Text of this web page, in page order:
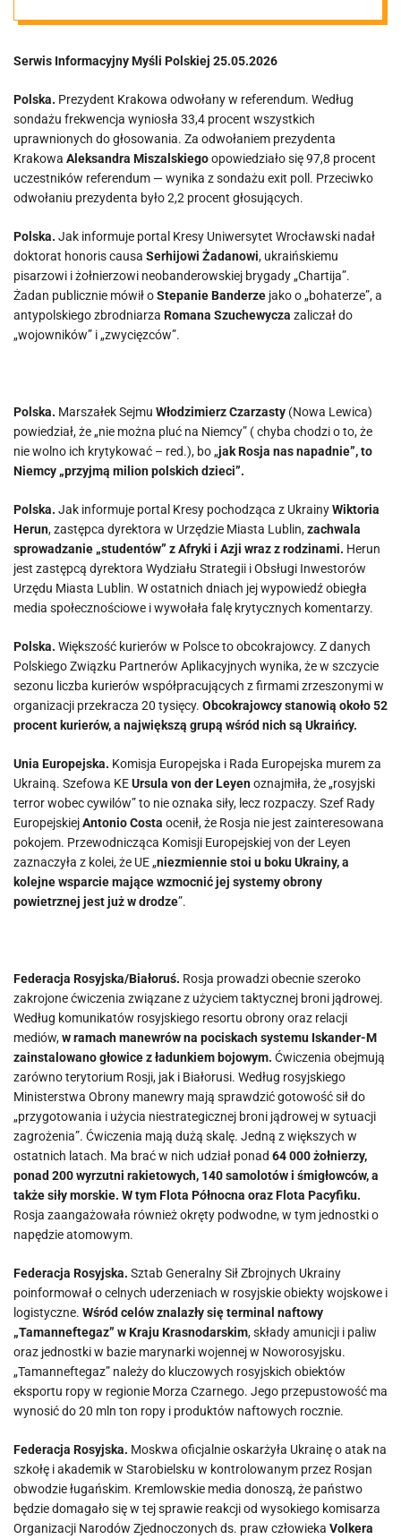
Serwis Informacyjny Myśli Polskiej 25.05.2026
Polska. Prezydent Krakowa odwołany w referendum. Według
sondażu frekwencja wyniosła 33,4 procent wszystkich
uprawnionych do głosowania. Za odwołaniem prezydenta
Krakowa Aleksandra Miszalskiegoopowiedziało się 97,8 procent
uczestników referendum — wynika z sondażu exit poll. Przeciwko
odwołaniu prezydenta było 2,2 procent głosujących.
Polska. Jak informuje portal Kresy Uniwersytet Wrocławski nadał
doktorat honoris causa Serhijowi Żadanowi, ukraińskiemu
pisarzowi i żołnierzowi neobanderowskiej brygady „Chartija”.
Żadan publicznie mówił oStepanie Banderze jako o „bohaterze”, a
antypolskiego zbrodniarza Romana Szuchewycza zaliczał do
„wojowników” i „zwycięzców”.
Polska. Marszałek Sejmu Włodzimierz Czarzasty (Nowa Lewica)
powiedział, że „nie można pluć na Niemcy” ( chyba chodzi o to, że
nie wolno ich krytykować – red.), bo „jak Rosja nas napadnie”, to
Niemcy „przyjmą milion polskich dzieci”.
Polska. Jak informuje portal Kresy pochodząca z UkrainyWiktoria
Herun, zastępca dyrektora w Urzędzie Miasta Lublin,zachwala
sprowadzanie „studentów” z Afryki i Azji wraz z rodzinami. Herun
jest zastępcą dyrektora Wydziału Strategii i Obsługi Inwestorów
Urzędu Miasta Lublin. W ostatnich dniach jej wypowiedź obiegła
media społecznościowe i wywołała falę krytycznych komentarzy.
Polska. Większość kurierów w Polsce to obcokrajowcy. Z danych
Polskiego Związku Partnerów Aplikacyjnych wynika, że w szczycie
sezonu liczba kurierów współpracujących z firmami zrzeszonymi w
organizacji przekracza 20 tysięcy. Obcokrajowcy stanowią około 52
procent kurierów, a największą grupą wśród nich są Ukraińcy.
Unia Europejska. Komisja Europejska i Rada Europejska murem za
Ukrainą. Szefowa KEUrsula von der Leyenoznajmiła, że „rosyjski
terror wobec cywilów” to nie oznaka siły, lecz rozpaczy. Szef Rady
EuropejskiejAntonio Costa ocenił, że Rosja nie jest zainteresowana
pokojem. Przewodnicząca Komisji Europejskiej von der Leyen
zaznaczyła z kolei, że UE „niezmiennie stoi u boku Ukrainy, a
kolejne wsparcie mające wzmocnić jej systemy obrony
powietrznej jest już w drodze”.
Federacja Rosyjska/Białoruś. Rosja prowadzi obecnie szeroko
zakrojone ćwiczenia związane z użyciem taktycznej broni jądrowej.
Według komunikatów rosyjskiego resortu obrony oraz relacji
mediów,w ramach manewrów na pociskach systemu Iskander-M
zainstalowano głowice z ładunkiem bojowym. Ćwiczenia obejmują
zarówno terytorium Rosji, jak i Białorusi. Według rosyjskiego
Ministerstwa Obrony manewry mają sprawdzić gotowość sił do
„przygotowania i użycia niestrategicznej broni jądrowej w sytuacji
zagrożenia”. Ćwiczenia mają dużą skalę. Jedną z większych w
ostatnich latach. Ma brać w nich udział ponad 64 000 żołnierzy,
ponad 200 wyrzutni rakietowych, 140 samolotów i śmigłowców, a
także siły morskie. W tym Flota Północna oraz Flota Pacyfiku.
Rosja zaangażowała również okręty podwodne, w tym jednostki o
napędzie atomowym.
Federacja Rosyjska. Sztab Generalny Sił Zbrojnych Ukrainy
poinformował o celnych uderzeniach w rosyjskie obiekty wojskowe i
logistyczne. Wśród celów znalazły się terminal naftowy
„Tamanneftegaz” w Kraju Krasnodarskim, składy amunicji i paliw
oraz jednostki w bazie marynarki wojennej w Noworosyjsku.
„Tamanneftegaz” należy do kluczowych rosyjskich obiektów
eksportu ropy w regionie Morza Czarnego. Jego przepustowość ma
wynosić do 20 mln ton ropy i produktów naftowych rocznie.
Federacja Rosyjska. Moskwa oficjalnie oskarżyła Ukrainę o atak na
szkołę i akademik w Starobielsku w kontrolowanym przez Rosjan
obwodzie ługańskim. Kremlowskie media donoszą, że państwo
będzie domagało się w tej sprawie reakcji od wysokiego komisarza
Organizacji Narodów Zjednoczonych ds. praw człowieka Volkera